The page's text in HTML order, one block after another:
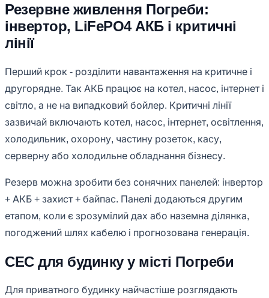
Резервне живлення Погреби:
інвертор, LiFePO4 АКБ і критичні
лінії
Перший крок - розділити навантаження на критичне і
другорядне. Так АКБ працює на котел, насос, інтернет і
світло, а не на випадковий бойлер. Критичні лінії
зазвичай включають котел, насос, інтернет, освітлення,
холодильник, охорону, частину розеток, касу,
серверну або холодильне обладнання бізнесу.
Резерв можна зробити без сонячних панелей: інвертор
+ АКБ + захист + байпас. Панелі додаються другим
етапом, коли є зрозумілий дах або наземна ділянка,
погоджений шлях кабелю і прогнозована генерація.
СЕС для будинку у місті Погреби
Для приватного будинку найчастіше розглядають